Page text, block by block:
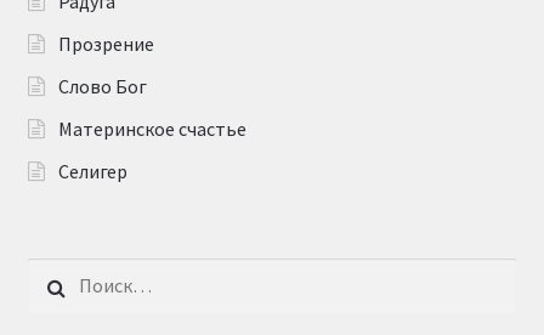
Прозрение
Слово Бог
Материнское счастье
Селигер
Найти: